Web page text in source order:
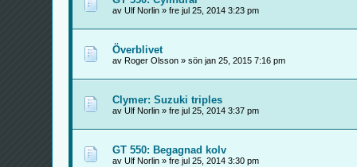
av Ulf Norlin » fre jul 25, 2014 3:23 pm
Överblivet
av Roger Olsson » sön jan 25, 2015 7:16 pm
Clymer: Suzuki triples
av Ulf Norlin » fre jul 25, 2014 3:37 pm
GT 550: Begagnad kolv
av Ulf Norlin » fre jul 25, 2014 3:30 pm